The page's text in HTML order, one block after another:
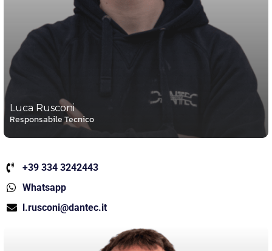
Luca Rusconi
Responsabile Tecnico
+39 334 3242443
Whatsapp
l.rusconi@dantec.it